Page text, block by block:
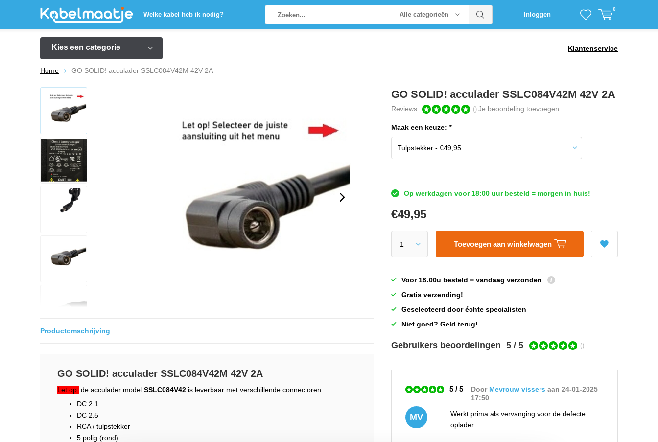
Welke kabel heb ik nodig? Alle categorieën Inloggen
0
Kies een categorie Klantenservice
Home GO SOLID! acculader SSLC084V42M 42V 2A
Productomschrijving
GO SOLID! acculader SSLC084V42M 42V 2A
Let op: de acculader model SSLC084V42 is leverbaar met verschillende connectoren:
DC 2.1
DC 2.5
RCA / tulpstekker
5 polig (rond)
GO SOLID! acculader SSLC084V42M 42V 2A
Reviews: () Je beoordeling toevoegen
Maak een keuze:*
Op werkdagen voor 18:00 uur besteld = morgen in huis!
€49,95
Toevoegen aan winkelwagen
Voor 18:00u besteld = vandaag verzonden
Gratis verzending!
Geselecteerd door échte specialisten
Niet goed? Geld terug!
Gebruikers beoordelingen 5 / 5 ()
MV
Door Mevrouw vissers aan 24-01-2025
17:50
5 / 5
Werkt prima als vervanging voor de defecte
oplader